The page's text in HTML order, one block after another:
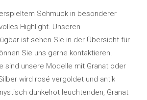
Schmuck in besonderer
Highlight. Unseren
ist sehen Sie in der Übersicht für
Sie uns gerne kontaktieren.
sind unsere Modelle mit Granat oder
wird rosé vergoldet und antik
dunkelrot leuchtenden, Granat